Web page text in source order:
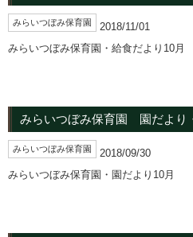
みらいつぼみ保育園
2018/11/01
みらいつぼみ保育園・給食だより10月
みらいつぼみ保育園 園だより
みらいつぼみ保育園
2018/09/30
みらいつぼみ保育園・園だより10月